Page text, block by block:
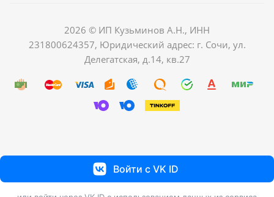
2026 © ИП Кузьминов А.Н., ИНН
231800624357, Юридический адрес: г. Сочи, ул.
Делегатская, д.14, кв.27
Войти с VK ID